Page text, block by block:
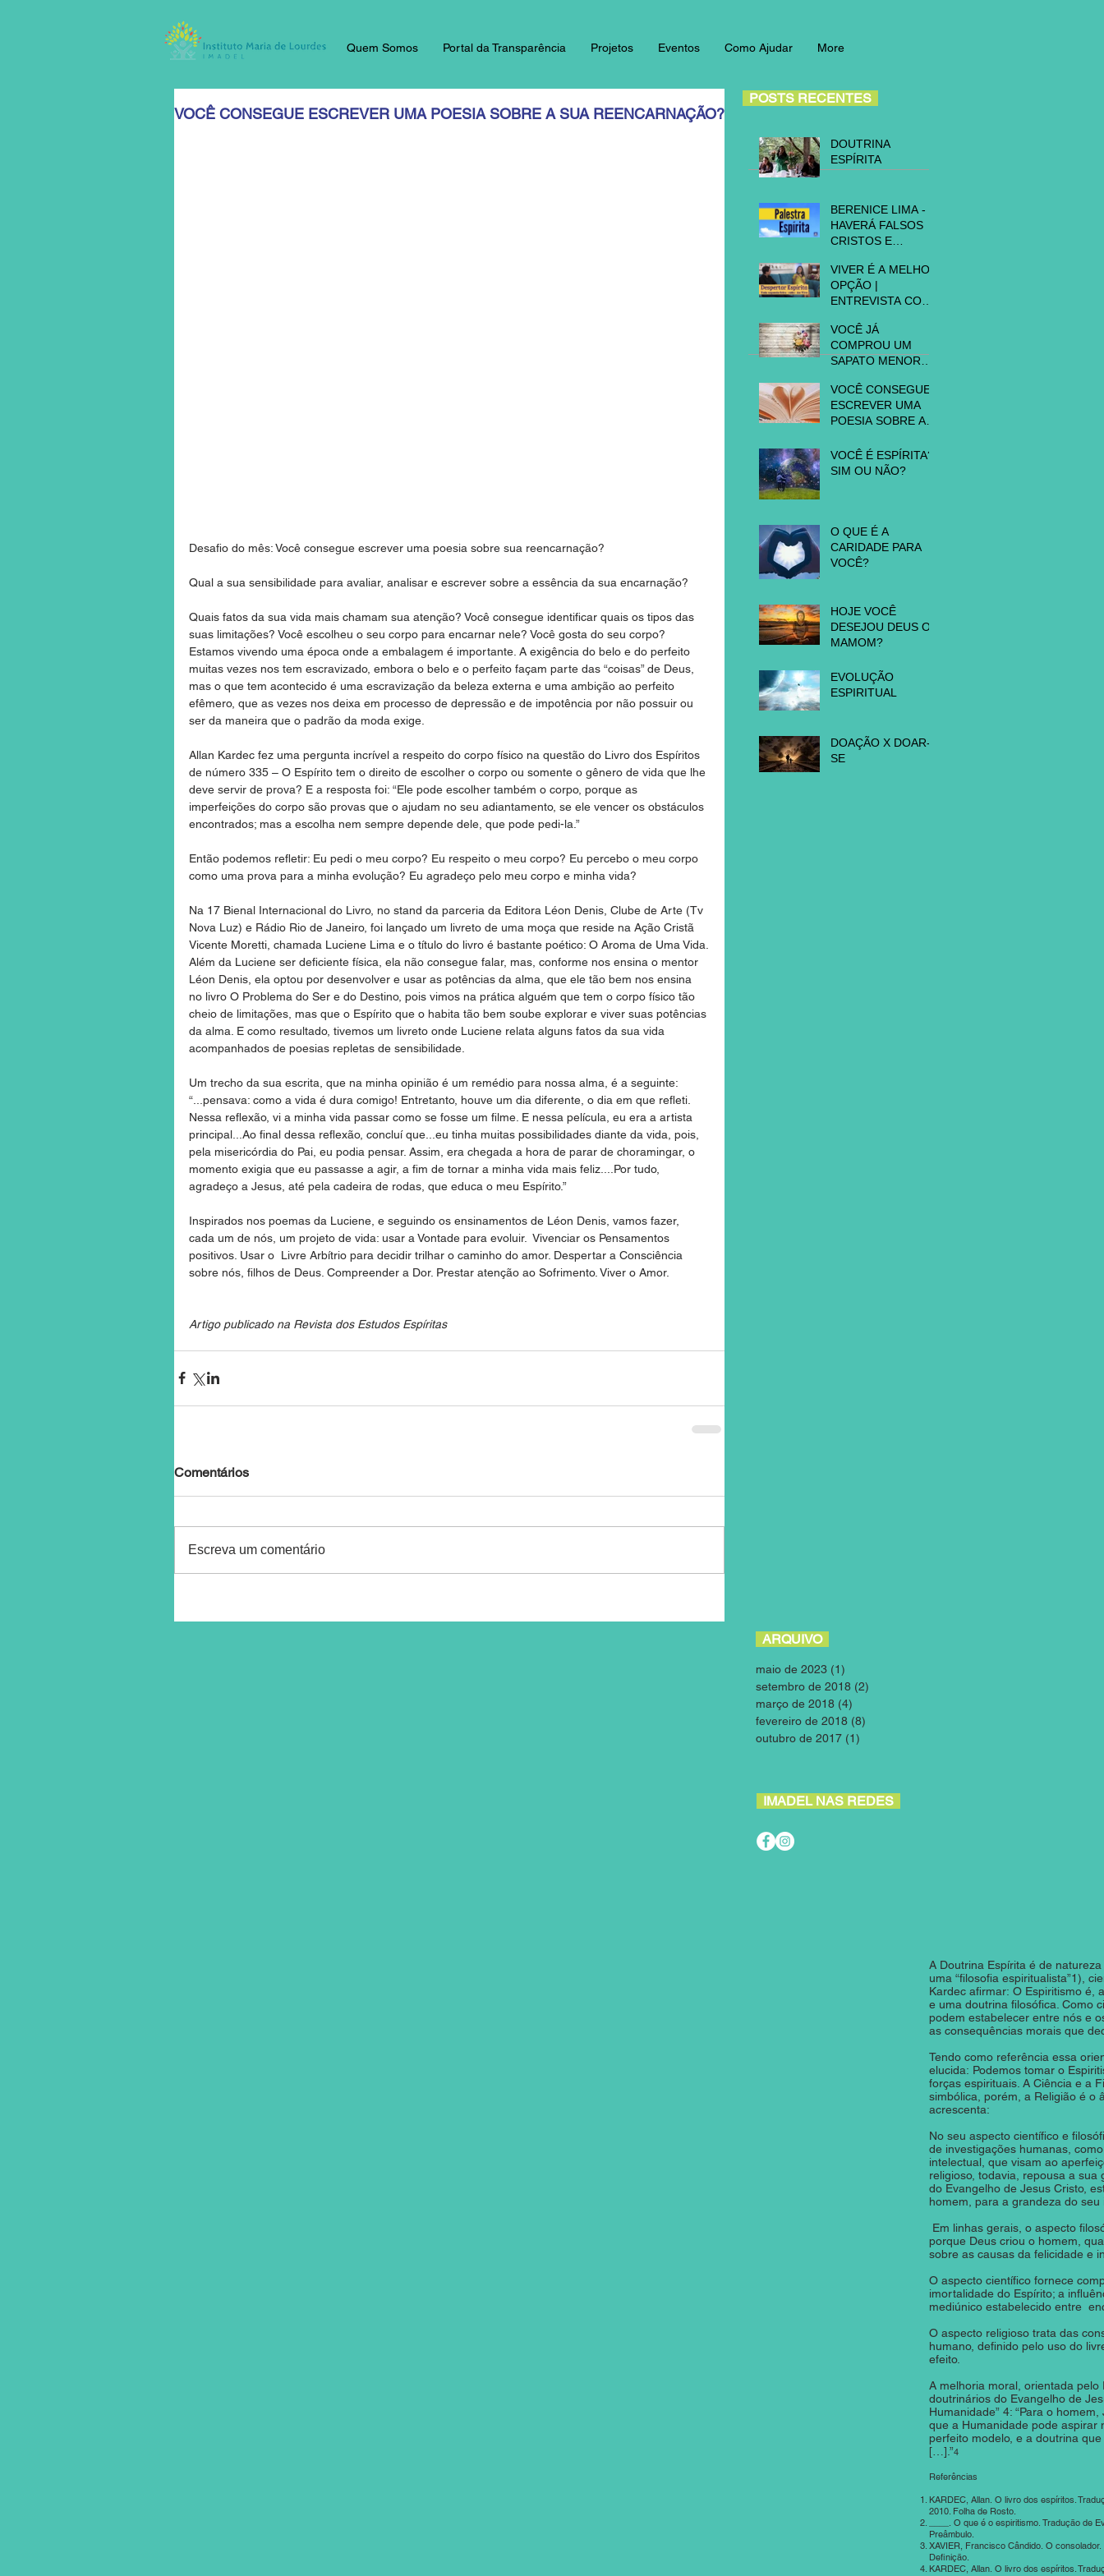
Quem Somos Portal da Transparência Projetos Eventos Como Ajudar More
VOCÊ CONSEGUE ESCREVER UMA POESIA SOBRE A SUA REENCARNAÇÃO?
Desafio do mês: Você consegue escrever uma poesia sobre sua reencarnação?
Qual a sua sensibilidade para avaliar, analisar e escrever sobre a essência da sua encarnação?
Quais fatos da sua vida mais chamam sua atenção? Você consegue identificar quais os tipos das
suas limitações? Você escolheu o seu corpo para encarnar nele? Você gosta do seu corpo?
Estamos vivendo uma época onde a embalagem é importante. A exigência do belo e do perfeito
muitas vezes nos tem escravizado, embora o belo e o perfeito façam parte das “coisas” de Deus,
mas o que tem acontecido é uma escravização da beleza externa e uma ambição ao perfeito
efêmero, que as vezes nos deixa em processo de depressão e de impotência por não possuir ou
ser da maneira que o padrão da moda exige.
Allan Kardec fez uma pergunta incrível a respeito do corpo físico na questão do Livro dos Espíritos
de número 335 – O Espírito tem o direito de escolher o corpo ou somente o gênero de vida que lhe
deve servir de prova? E a resposta foi: “Ele pode escolher também o corpo, porque as
imperfeições do corpo são provas que o ajudam no seu adiantamento, se ele vencer os obstáculos
encontrados; mas a escolha nem sempre depende dele, que pode pedi-la.”
Então podemos refletir: Eu pedi o meu corpo? Eu respeito o meu corpo? Eu percebo o meu corpo
como uma prova para a minha evolução? Eu agradeço pelo meu corpo e minha vida?
Na 17 Bienal Internacional do Livro, no stand da parceria da Editora Léon Denis, Clube de Arte (Tv
Nova Luz) e Rádio Rio de Janeiro, foi lançado um livreto de uma moça que reside na Ação Cristã
Vicente Moretti, chamada Luciene Lima e o título do livro é bastante poético: O Aroma de Uma Vida.
Além da Luciene ser deficiente física, ela não consegue falar, mas, conforme nos ensina o mentor
Léon Denis, ela optou por desenvolver e usar as potências da alma, que ele tão bem nos ensina
no livro O Problema do Ser e do Destino, pois vimos na prática alguém que tem o corpo físico tão
cheio de limitações, mas que o Espírito que o habita tão bem soube explorar e viver suas potências
da alma. E como resultado, tivemos um livreto onde Luciene relata alguns fatos da sua vida
acompanhados de poesias repletas de sensibilidade.
Um trecho da sua escrita, que na minha opinião é um remédio para nossa alma, é a seguinte:
“...pensava: como a vida é dura comigo! Entretanto, houve um dia diferente, o dia em que refleti.
Nessa reflexão, vi a minha vida passar como se fosse um filme. E nessa película, eu era a artista
principal...Ao final dessa reflexão, concluí que...eu tinha muitas possibilidades diante da vida, pois,
pela misericórdia do Pai, eu podia pensar. Assim, era chegada a hora de parar de choramingar, o
momento exigia que eu passasse a agir, a fim de tornar a minha vida mais feliz....Por tudo,
agradeço a Jesus, até pela cadeira de rodas, que educa o meu Espírito.”
Inspirados nos poemas da Luciene, e seguindo os ensinamentos de Léon Denis, vamos fazer,
cada um de nós, um projeto de vida: usar a Vontade para evoluir.  Vivenciar os Pensamentos
positivos. Usar o  Livre Arbítrio para decidir trilhar o caminho do amor. Despertar a Consciência
sobre nós, filhos de Deus. Compreender a Dor. Prestar atenção ao Sofrimento. Viver o Amor.
Artigo publicado na Revista dos Estudos Espíritas
Comentários
Escreva um comentário
POSTS RECENTES
DOUTRINA
ESPÍRITA
BERENICE LIMA -
HAVERÁ FALSOS
CRISTOS E
VIVER É A MELHOR
OPÇÃO |
ENTREVISTA COM
TV NOVA LUZ
VOCÊ JÁ
COMPROU UM
SAPATO MENOR
VOCÊ CONSEGUE
ESCREVER UMA
POESIA SOBRE A
REENCARNAÇÃO?
VOCÊ É ESPÍRITA?
SIM OU NÃO?
O QUE É A
CARIDADE PARA
VOCÊ?
HOJE VOCÊ
DESEJOU DEUS OU
MAMOM?
EVOLUÇÃO
ESPIRITUAL
DOAÇÃO X DOAR-
SE
ARQUIVO
maio de 2023 (1)
setembro de 2018 (2)
março de 2018 (4)
fevereiro de 2018 (8)
outubro de 2017 (1)
IMADEL NAS REDES
A Doutrina Espírita é de
uma “filosofia espiritualista”1),
Kardec afirmar: O Espiritismo é,
e uma doutrina filosófica. Como
podem estabelecer entre nós e
as consequências morais que
Tendo como referência essa
elucida: Podemos tomar o
forças espirituais. A Ciência e a
simbólica, porém, a Religião é o
acrescenta:
No seu aspecto científico e
de investigações humanas,
intelectual, que visam ao
religioso, todavia, repousa a
do Evangelho de Jesus Cristo,
homem, para a grandeza do
Em linhas gerais, o aspecto
porque Deus criou o homem,
sobre as causas da felicidade e
O aspecto científico fornece
imortalidade do Espírito; a
mediúnico estabelecido entre
O aspecto religioso trata das
humano, definido pelo uso do
efeito.
A melhoria moral, orientada
doutrinários do Evangelho de
Humanidade” 4: “Para o
que a Humanidade pode aspirar
perfeito modelo, e a doutrina
[…].”4
Referências
KARDEC, Allan. O livro dos espíritos.
2010. Folha de Rosto.
____. O que é o espiritismo. Tradução de
Preâmbulo.
XAVIER, Francisco Cândido. O
Definição.
KARDEC, Allan. O livro dos espíritos.